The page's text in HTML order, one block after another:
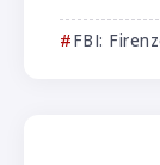
FBI: